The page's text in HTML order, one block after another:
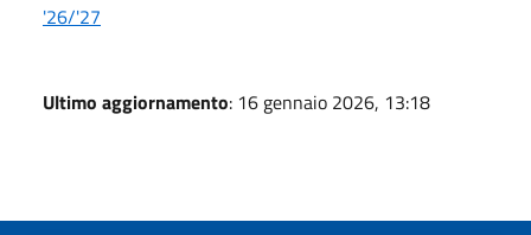
'26/'27
Ultimo aggiornamento: 16 gennaio 2026, 13:18